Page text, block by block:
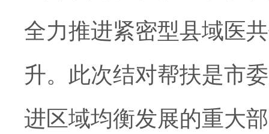
全力推进紧密型县域医
升。此次结对帮扶是市
进区域均衡发展的重大